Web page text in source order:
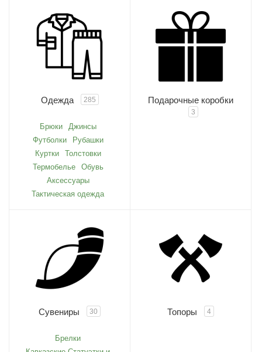
Одежда 285
Брюки
Джинсы
Футболки
Рубашки
Куртки
Толстовки
Термобелье
Обувь
Аксессуары
Тактическая одежда
Подарочные коробки
3
Сувениры 30
Брелки
Топоры 4